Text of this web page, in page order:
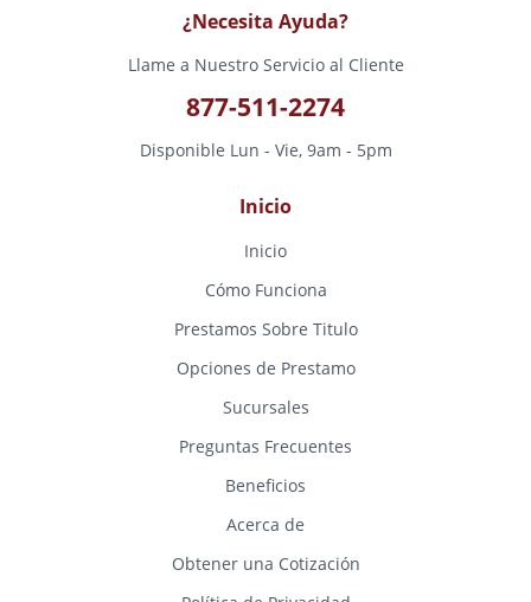
¿Necesita Ayuda?
Llame a Nuestro Servicio al Cliente
877-511-2274
Disponible Lun - Vie, 9am - 5pm
Inicio
Inicio
Cómo Funciona
Prestamos Sobre Titulo
Opciones de Prestamo
Sucursales
Preguntas Frecuentes
Beneficios
Acerca de
Obtener una Cotización